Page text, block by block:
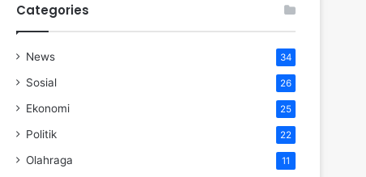
Categories
News 34
Sosial 26
Ekonomi 25
Politik 22
Olahraga 11